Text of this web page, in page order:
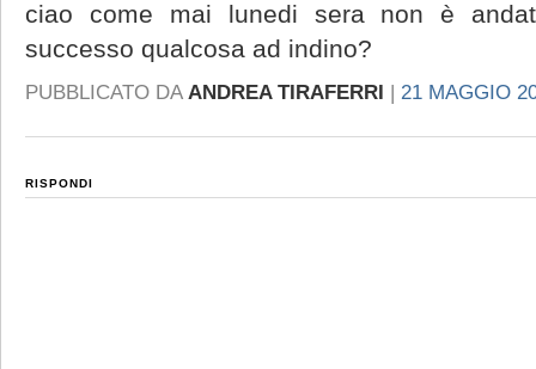
ciao come mai lunedi sera non è
successo qualcosa ad indino?
PUBBLICATO DA ANDREA TIRAFERRI 21 MAGGIO
RISPONDI